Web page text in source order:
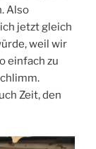
Also
jetzt gleich
weil wir
einfach zu
Zeit, den